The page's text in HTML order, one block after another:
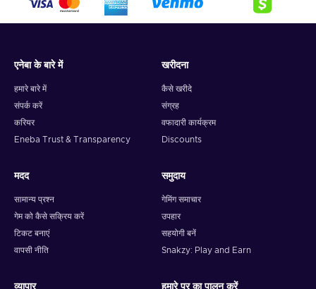
एनेबा के बारे में
हमारे बारे में
संपर्क करें
करियर
Eneba Trust & Transparency
खरीदना
कैसे खरीदे
संग्रह
वफादारी कार्यक्रम
Discounts
मदद
सामान्य प्रश्न
गेम को कैसे सक्रिय करें
टिकट बनाएं
वापसी नीति
समुदाय
गेमिंग समाचार
उपहार
सहयोगी बनें
Snakzy: Play and Earn
व्यापार हमारे पर का पालन करें